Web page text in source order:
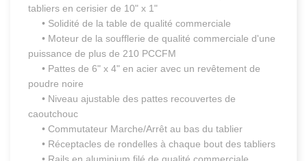
tabliers en cerisier de 10" x 1"
• Solidité de la table de qualité commerciale
• Moteur de la soufflerie de qualité commerciale d'une
puissance de plus de 210 PCCFM
• Pattes de 6" x 4" en acier avec un revêtement de
poudre noire
• Niveau ajustable des pattes recouvertes de
caoutchouc
• Commutateur Marche/Arrêt au bas du tablier
• Réceptacles de rondelles à chaque bout des tabliers